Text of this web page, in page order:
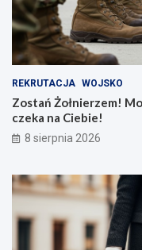
REKRUTACJA WOJSKO
Zostań Żołnierzem!
czeka na Ciebie!
8 sierpnia 2026